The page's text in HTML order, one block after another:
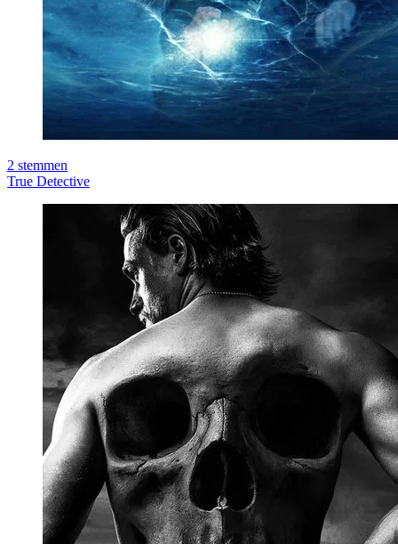
2 stemmen
True Detective